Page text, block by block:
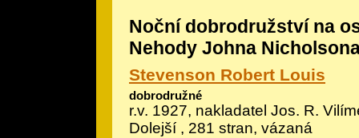
Noční dobrodružství na
Nehody Johna
Stevenson Robert Louis
dobrodružné
r.v. 1927, nakladatel Jos. R.
Dolejší , 281 stran, vázaná